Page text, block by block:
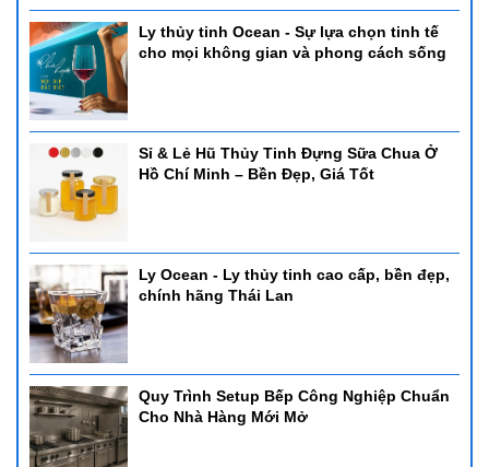
Ly thủy tinh Ocean - Sự lựa chọn tinh tế
cho mọi không gian và phong cách sống
Sỉ & Lẻ Hũ Thủy Tinh Đựng Sữa Chua Ở
Hồ Chí Minh – Bền Đẹp, Giá Tốt
Ly Ocean - Ly thủy tinh cao cấp, bền đẹp,
chính hãng Thái Lan
Quy Trình Setup Bếp Công Nghiệp Chuẩn
Cho Nhà Hàng Mới Mở